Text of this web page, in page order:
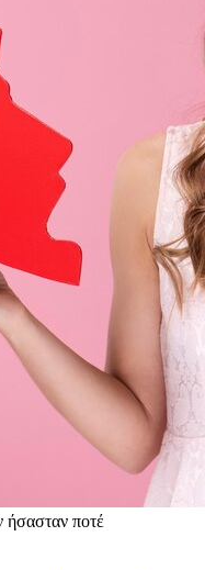
ήσασταν ποτέ